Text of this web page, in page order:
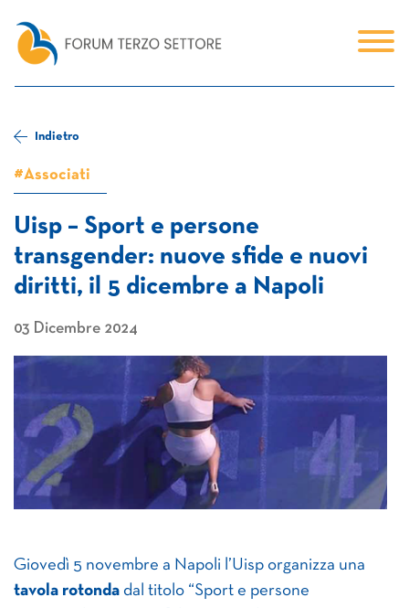
Indietro
#Associati
Uisp – Sport e persone
transgender: nuove sfide e nuovi
diritti, il 5 dicembre a Napoli
03 Dicembre 2024
Giovedì 5 novembre a Napoli l’Uisp organizza una
tavola rotonda dal titolo “Sport e persone